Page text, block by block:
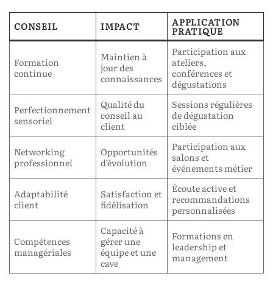
CONSEIL IMPACT APPLICATION
PRATIQUE
Formation
continue
Maintien à
jour des
connaissances
Participation aux
ateliers,
conférences et
dégustations
Perfectionnement
sensoriel
Qualité du
conseil au
client
Sessions régulières
de dégustation
ciblée
Networking
professionnel
Opportunités
d’évolution
Participation aux
salons et
événements métier
Adaptabilité
client
Satisfaction et
fidélisation
Écoute active et
recommandations
personnalisées
Compétences
managériales
Capacité à
gérer une
équipe et une
cave
Formations en
leadership et
management